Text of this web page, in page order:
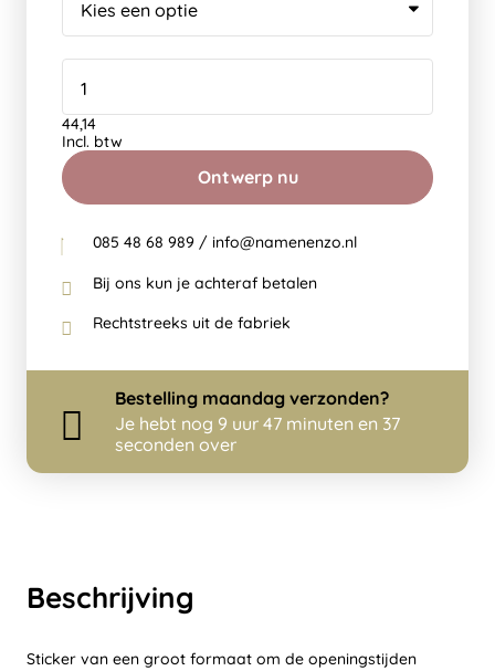
Beschrijving
Sticker van een groot formaat om de openingstijden
Ontwerp nu
44,14
Incl. btw
085 48 68 989 / info@namenenzo.nl
Bij ons kun je achteraf betalen
Rechtstreeks uit de fabriek
Bestelling maandag verzonden?
Je hebt nog 9 uur 47 minuten en 37
seconden over